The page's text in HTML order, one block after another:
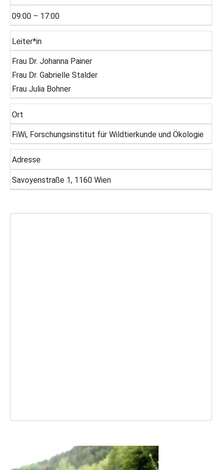
09:00 – 17:00
Leiter*in
Frau Dr. Johanna Painer
Frau Dr. Gabrielle Stalder
Frau Julia Bohner
Ort
FiWi, Forschungsinstitut für Wildtierkunde und Ökologie
Adresse
Savoyenstraße 1, 1160 Wien